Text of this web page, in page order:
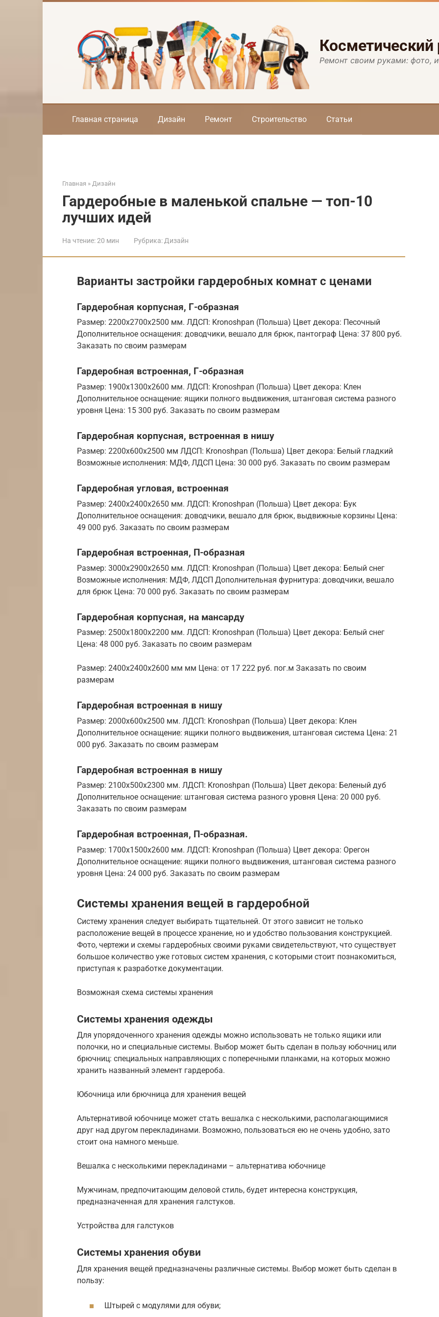
Косметический
Ремонт своим руками: фото,
Главная страница Дизайн Ремонт Строительство Статьи
Главная » Дизайн
Гардеробные в маленькой спальне — топ-10
лучших идей
На чтение:20 мин Рубрика: Дизайн
Варианты застройки гардеробных комнат с ценами
Гардеробная корпусная, Г-образная
Размер: 2200х2700х2500 мм. ЛДСП: Kronoshpan (Польша) Цвет декора: Песочный
Дополнительное оснащения: доводчики, вешало для брюк, пантограф Цена: 37 800 руб.
Заказать по своим размерам
Гардеробная встроенная, Г-образная
Размер: 1900х1300х2600 мм. ЛДСП: Kronoshpan (Польша) Цвет декора: Клен
Дополнительное оснащение: ящики полного выдвижения, штанговая система разного
уровня Цена: 15 300 руб. Заказать по своим размерам
Гардеробная корпусная, встроенная в нишу
Размер: 2200х600х2500 мм ЛДСП: Kronoshpan (Польша) Цвет декора: Белый гладкий
Возможные исполнения: МДФ, ЛДСП Цена: 30 000 руб. Заказать по своим размерам
Гардеробная угловая, встроенная
Размер: 2400х2400х2650 мм. ЛДСП: Kronoshpan (Польша) Цвет декора: Бук
Дополнительное оснащения: доводчики, вешало для брюк, выдвижные корзины Цена:
49 000 руб. Заказать по своим размерам
Гардеробная встроенная, П-образная
Размер: 3000х2900х2650 мм. ЛДСП: Kronoshpan (Польша) Цвет декора: Белый снег
Возможные исполнения: МДФ, ЛДСП Дополнительная фурнитура: доводчики, вешало
для брюк Цена: 70 000 руб. Заказать по своим размерам
Гардеробная корпусная, на мансарду
Размер: 2500х1800х2200 мм. ЛДСП: Kronoshpan (Польша) Цвет декора: Белый снег
Цена: 48 000 руб. Заказать по своим размерам
Размер: 2400х2400х2600 мм мм Цена: от 17 222 руб. пог.м Заказать по своим
размерам
Гардеробная встроенная в нишу
Размер: 2000х600х2500 мм. ЛДСП: Kronoshpan (Польша) Цвет декора: Клен
Дополнительное оснащение: ящики полного выдвижения, штанговая система Цена: 21
000 руб. Заказать по своим размерам
Гардеробная встроенная в нишу
Размер: 2100х500х2300 мм. ЛДСП: Kronoshpan (Польша) Цвет декора: Беленый дуб
Дополнительное оснащение: штанговая система разного уровня Цена: 20 000 руб.
Заказать по своим размерам
Гардеробная встроенная, П-образная.
Размер: 1700х1500х2600 мм. ЛДСП: Kronoshpan (Польша) Цвет декора: Орегон
Дополнительное оснащение: ящики полного выдвижения, штанговая система разного
уровня Цена: 24 000 руб. Заказать по своим размерам
Системы хранения вещей в гардеробной
Систему хранения следует выбирать тщательней. От этого зависит не только
расположение вещей в процессе хранение, но и удобство пользования конструкцией.
Фото, чертежи и схемы гардеробных своими руками свидетельствуют, что существует
большое количество уже готовых систем хранения, с которыми стоит познакомиться,
приступая к разработке документации.
Возможная схема системы хранения
Системы хранения одежды
Для упорядоченного хранения одежды можно использовать не только ящики или
полочки, но и специальные системы. Выбор может быть сделан в пользу юбочниц или
брючниц: специальных направляющих с поперечными планками, на которых можно
хранить названный элемент гардероба.
Юбочница или брючница для хранения вещей
Альтернативой юбочнице может стать вешалка с несколькими, располагающимися
друг над другом перекладинами. Возможно, пользоваться ею не очень удобно, зато
стоит она намного меньше.
Вешалка с несколькими перекладинами – альтернатива юбочнице
Мужчинам, предпочитающим деловой стиль, будет интересна конструкция,
предназначенная для хранения галстуков.
Устройства для галстуков
Системы хранения обуви
Для хранения вещей предназначены различные системы. Выбор может быть сделан в
пользу:
Штырей с модулями для обуви;